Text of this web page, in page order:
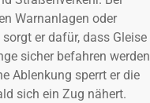
Warnanlagen oder
er dafür, dass Gleise
sicher befahren werden
Ablenkung sperrt er die
sich ein Zug nähert.